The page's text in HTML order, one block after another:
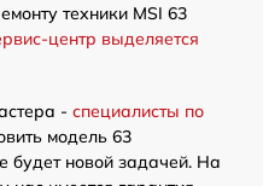
техники MSI 63
центр выделяется
- специалисты по
модель 63
будет новой задачей. На